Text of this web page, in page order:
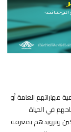
مهاراتهم العامة أو
في الحياة
وتزويدهم بمعرفة